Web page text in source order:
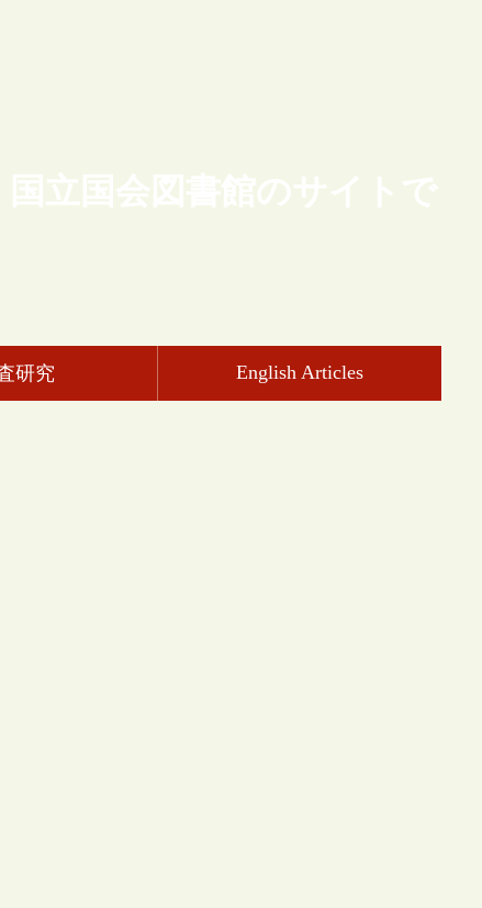
立国会図書館のサイトで
研究 English Articles